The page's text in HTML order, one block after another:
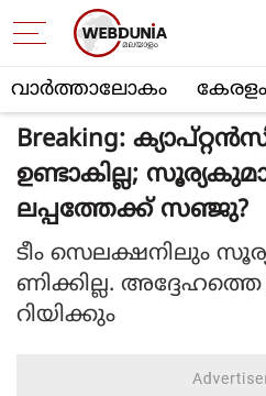
വാര്‍ത്താലോകം കേരളം
Breaking:
ഉണ്ടാകില്ല;
ലപ്പത്തേക്ക് സഞ്ജു?
ടീം സെലക്ഷനിലും
ണിക്കില്ല.
റിയിക്കും